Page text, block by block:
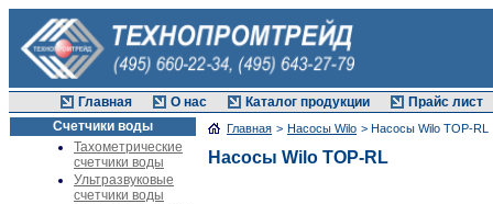
Главная О нас Каталог продукции
Прайс лист
Счетчики воды
Тахометрические
счетчики воды
Ультразвуковые
счетчики воды
Главная > Насосы Wilo > Насосы Wilo TOP-RL
Насосы Wilo TOP-RL